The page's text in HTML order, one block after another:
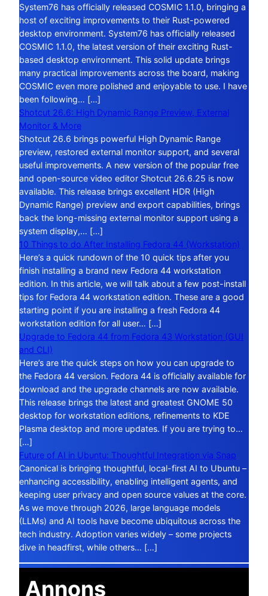
System76 has officially released COSMIC 1.1.0, bringing a
host of exciting improvements to their Rust-powered
desktop environment. System76 has officially released
COSMIC 1.1.0, the latest version of their exciting Rust-
based desktop environment. This solid update brings
many practical improvements across the board, making
COSMIC even more polished and enjoyable to use. I have
been following… […]
Shotcut 26.6: High Dynamic Range Preview, External
Monitor & More
Shotcut 26.6 brings powerful High Dynamic Range
preview, restored external monitor support, and several
useful improvements. A new version of the popular free
and open-source video editor Shotcut 26.6.25 is now
available. This release brings excellent HDR (High
Dynamic Range) preview and export capabilities, brings
back the long-missing external monitor support using a
system display,… […]
10 Things to do After Installing Fedora 44 (Workstation)
Here’s a quick rundown of the 10 quick tips after you
finish installing a brand new Fedora 44 workstation
edition. In this article, we will talk about a few post-install
tips for Fedora 44 workstation edition. These are a good
starting point if you are installing a fresh Fedora 44
workstation edition for all user… […]
Upgrade to Fedora 44 from Fedora 43 Workstation (GUI
and CLI)
Here’s are the quick steps on how you can upgrade to
the Fedora 44 version. Fedora 44 is officially available for
download and the upgrade channels are now available.
This release brings the latest and greatest GNOME 50
desktop for workstation editions, refinements to KDE
Plasma desktop and more updates. If you are trying to…
[…]
Future of AI in Ubuntu: Thoughtful Integration via Snap
Canonical is bringing thoughtful, local-first AI to Ubuntu –
enhancing accessibility, enabling intelligent agents, and
keeping user privacy and open source values at the core.
As we move through 2026, large language models
(LLMs) and AI tools have become ubiquitous across the
tech industry. Adoption varies widely – some projects
dive in headfirst, while others… […]
Annons